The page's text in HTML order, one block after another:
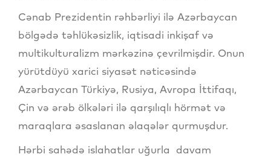
Cənab Prezidentin rəhbərliyi ilə Azərbaycan
bölgədə təhlükəsizlik, iqtisadi inkişaf və
multikulturalizm mərkəzinə çevrilmişdir. Onun
yürütdüyü xarici siyasət nəticəsində
Azərbaycan Türkiyə, Rusiya, Avropa İttifaqı,
Çin və ərəb ölkələri ilə qarşılıqlı hörmət və
maraqlara əsaslanan əlaqələr qurmuşdur.
Hərbi sahədə islahatlar uğurla davam